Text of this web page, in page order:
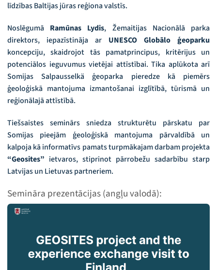
līdzības Baltijas jūras reģiona valstīs.
Noslēgumā Ramūnas Lydis, Žemaitijas Nacionālā parka
direktors, iepazīstināja ar UNESCO Globālo ģeoparku
koncepciju, skaidrojot tās pamatprincipus, kritērijus un
potenciālos ieguvumus vietējai attīstībai. Tika aplūkota arī
Somijas Salpausselkä ģeoparka pieredze kā piemērs
ģeoloģiskā mantojuma izmantošanai izglītībā, tūrismā un
reģionālajā attīstībā.
Tiešsaistes seminārs sniedza strukturētu pārskatu par
Somijas pieejām ģeoloģiskā mantojuma pārvaldībā un
kalpoja kā informatīvs pamats turpmākajam darbam projekta
“Geosites” ietvaros, stiprinot pārrobežu sadarbību starp
Latvijas un Lietuvas partneriem.
Semināra prezentācijas (angļu valodā):